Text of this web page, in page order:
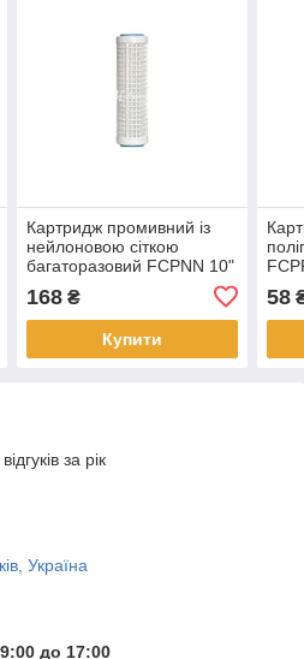
Картридж промивний із
нейлоновою сіткою
багаторазовий FCPNN 10"
168₴
Купити
58
за рік
Україна
до 17:00